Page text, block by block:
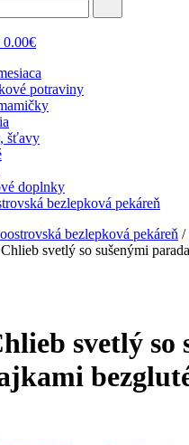
0.00€
potraviny
šťavy
doplnky
bezlepková pekáreň
bezlepková pekáreň /
svetlý so sušenými
svetlý so